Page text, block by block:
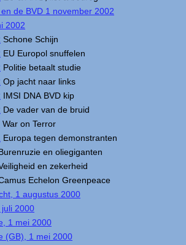
de BVD 1 november 2002
2002
Schone Schijn
EU Europol snuffelen
Politie betaalt studie
Op jacht naar links
IMSI DNA BVD kip
De vader van de bruid
War on Terror
Europa tegen demonstranten
en oliegiganten
en zekerheid
Echelon Greenpeace
1 augustus 2000
2000
1 mei 2000
(GB), 1 mei 2000